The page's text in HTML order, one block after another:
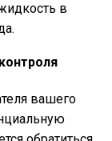
в
вашего